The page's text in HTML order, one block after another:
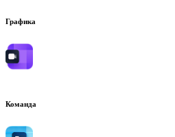
Графика
Команда